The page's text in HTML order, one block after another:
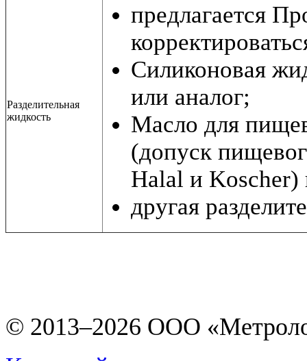
Разделительная
жидкость
предлагается
Силиконовая
или аналог;
Масло для
(допуск
Halal и Koscher)
другая
© 2013–2026 ООО